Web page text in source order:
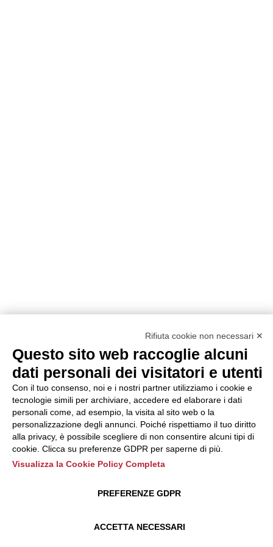
Rifiuta cookie non necessari ✕
Questo sito web raccoglie alcuni
dati personali dei visitatori e utenti
Con il tuo consenso, noi e i nostri partner utilizziamo i cookie e
tecnologie simili per archiviare, accedere ed elaborare i dati
personali come, ad esempio, la visita al sito web o la
personalizzazione degli annunci. Poiché rispettiamo il tuo diritto
alla privacy, è possibile scegliere di non consentire alcuni tipi di
cookie. Clicca su preferenze GDPR per saperne di più.
Visualizza la Cookie Policy Completa
ACCETTA NECESSARI
PREFERENZE GDPR